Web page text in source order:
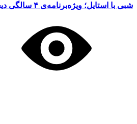
شبی با استایل؛ ویژه‌برنامه‌ی ۴ سالگی دیجی‌استایل (شب پنجم)